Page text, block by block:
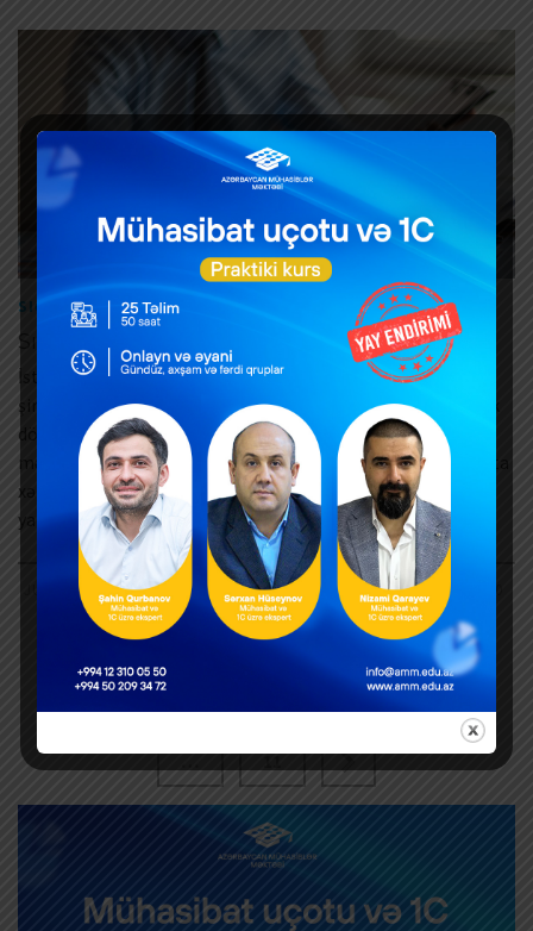
SIĞORTA| XƏBƏRLƏR
Sığorta xərcləri gəlirdən necə çıxılır?
İstehsal müəssisəsi balansında olan avadanlıqları sığorta
şirkətində 01.02.2024 – 01.02.2026-ci illəri əhatə edən iki illik
dövr üzrə sığortalayıb və sığorta şirkətinə 12.000 manat
məbləğində sığorta haqqı ödəyib. Bu zaman müəssisə sığorta
xərclərini gəlirdən necə çıxmalıdır? İqtisadiyyat Nazirliyi
yanında Dövlət Vergi …Read More
JULY 26, 2024
1 4 5
… 11